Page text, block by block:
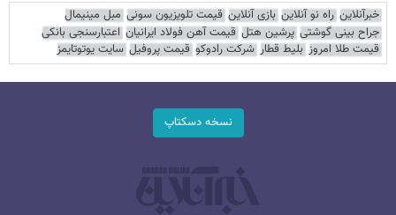
خبرآنلاین راه نو آنلاین بازی آنلاین قیمت تلویزیون سونی مبل مینیمال
جراح بینی گوشتی پرشین هتل قیمت آهن فولاد ایرانیان اعتبارسنجی بانکی
قیمت طلا امروز بلیط قطار شرکت رادوکو قیمت پروفیل سایت یوتوتایمز
نسخه دسکتاپ